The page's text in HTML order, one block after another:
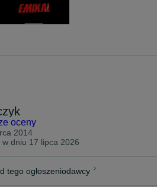
!
TELEFONICZNY W CELU
NA PAŃSTWA PYTANIA, PONIEWAŻ
BARDZO DUŻO WIADOMOŚCI I
W STANIE ODPISAĆ ZE WZGLĘDU
I BEZPŁATNY MONTAŻ
7 DNI W TYGODNIU W
oceny
2014
dniu 17 lipca 2026
tego ogłoszeniodawcy